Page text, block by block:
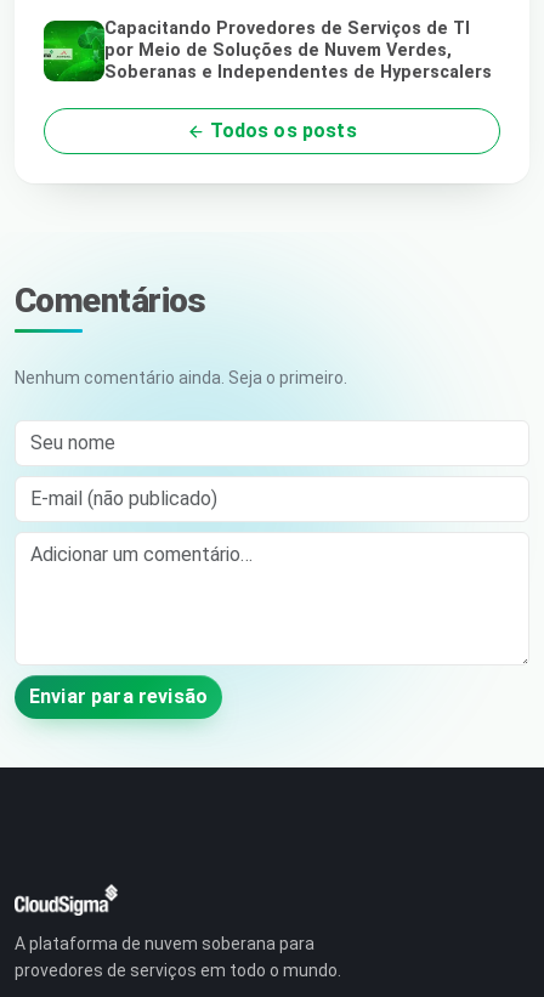
Capacitando Provedores de Serviços de TI
por Meio de Soluções de Nuvem Verdes,
Soberanas e Independentes de Hyperscalers
Todos os posts
Comentários
Nenhum comentário ainda. Seja o primeiro.
Seu nome
E-mail (não publicado)
Comment
Enviar para revisão
A plataforma de nuvem soberana para
provedores de serviços em todo o mundo.